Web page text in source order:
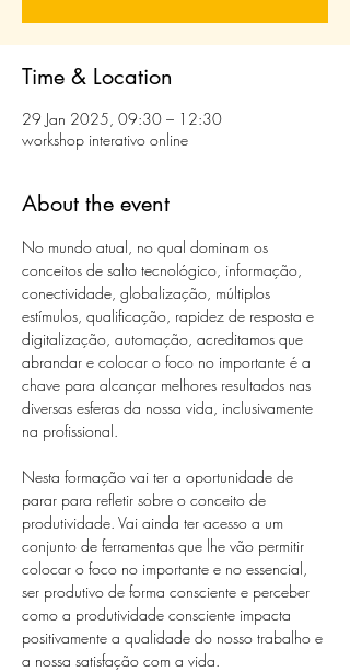
Time & Location
29 Jan 2025, 09:30 – 12:30
workshop interativo online
About the event
No mundo atual, no qual dominam os
conceitos de salto tecnológico, informação,
conectividade, globalização, múltiplos
estímulos, qualificação, rapidez de resposta e
digitalização, automação, acreditamos que
abrandar e colocar o foco no importante é a
chave para alcançar melhores resultados nas
diversas esferas da nossa vida, inclusivamente
na profissional.
Nesta formação vai ter a oportunidade de
parar para refletir sobre o conceito de
produtividade. Vai ainda ter acesso a um
conjunto de ferramentas que lhe vão permitir
colocar o foco no importante e no essencial,
ser produtivo de forma consciente e perceber
como a produtividade consciente impacta
positivamente a qualidade do nosso trabalho e
a nossa satisfação com a vida.